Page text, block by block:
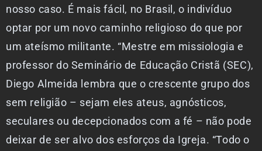
nosso caso. É mais fácil, no Brasil, o indivíduo
optar por um novo caminho religioso do que por
um ateísmo militante. “Mestre em missiologia e
professor do Seminário de Educação Cristã (SEC),
Diego Almeida lembra que o crescente grupo dos
sem religião – sejam eles ateus, agnósticos,
seculares ou decepcionados com a fé – não pode
deixar de ser alvo dos esforços da Igreja. “Todo o